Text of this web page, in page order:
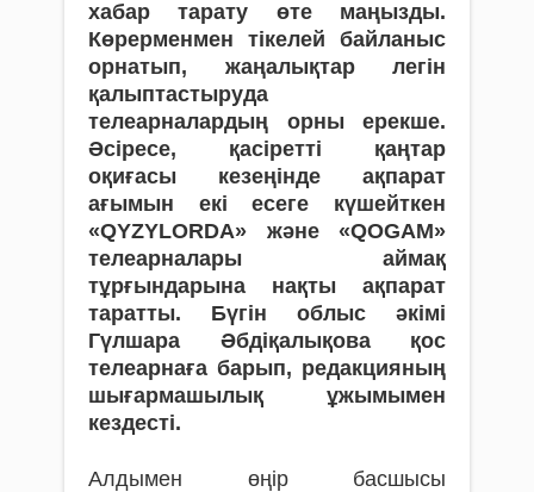
хабар тарату өте маңызды.
Көрерменмен тікелей байланыс
орнатып, жаңалықтар легін
қалыптастыруда
телеарналардың орны ерекше.
Әсіресе, қасіретті қаңтар
оқиғасы кезеңінде ақпарат
ағымын екі есеге күшейткен
«QYZYLORDA» және «QOGAM»
телеарналары аймақ
тұрғындарына нақты ақпарат
таратты. Бүгін облыс әкімі
Гүлшара Әбдіқалықова қос
телеарнаға барып, редакцияның
шығармашылық ұжымымен
кездесті.
Алдымен өңір басшысы